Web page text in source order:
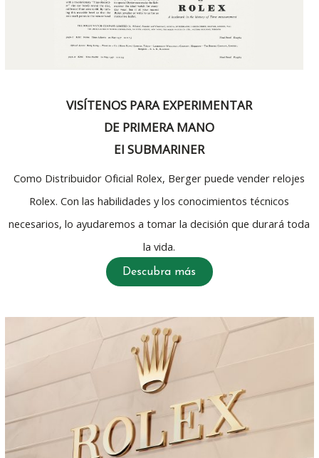
VISÍTENOS PARA EXPERIMENTAR
DE PRIMERA MANO
El SUBMARINER
Como Distribuidor Oficial Rolex, Berger puede vender relojes
Rolex. Con las habilidades y los conocimientos técnicos
necesarios, lo ayudaremos a tomar la decisión que durará toda
la vida.
Descubra más